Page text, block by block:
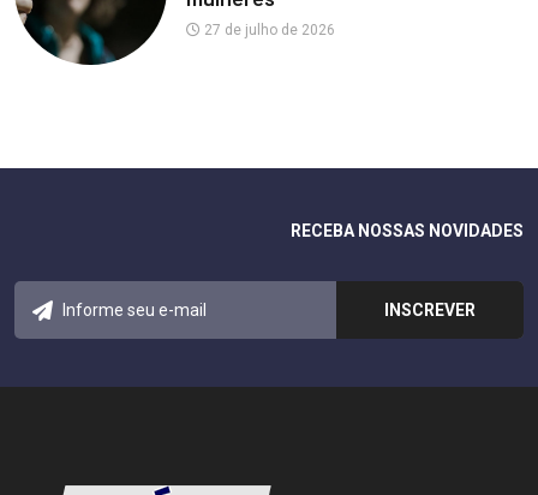
27 de julho de 2026
RECEBA NOSSAS NOVIDADES